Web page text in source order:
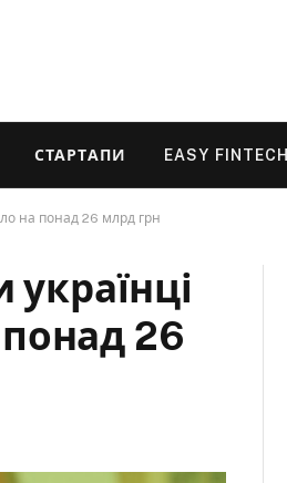
СТАРТАПИ EASY FINTECH
на понад 26 млрд грн
українці
26